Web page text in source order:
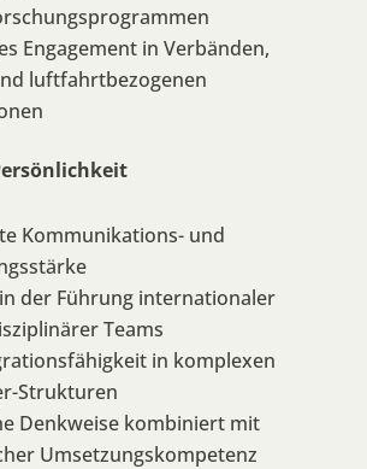
Engagement in Verbänden,
luftfahrtbezogenen
Kommunikations- und
der Führung internationaler
Teams
in komplexen
Strukturen
Denkweise kombiniert mit
Umsetzungskompetenz